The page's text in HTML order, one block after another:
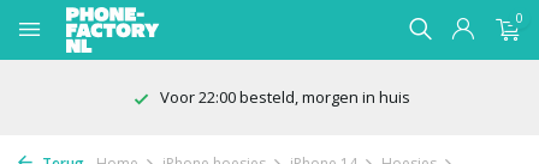
0
100 dagen bedenktijd